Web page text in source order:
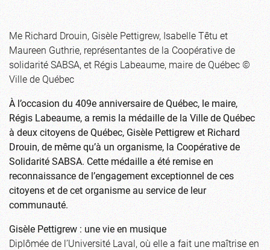
Me Richard Drouin, Gisèle Pettigrew, Isabelle Têtu et
Maureen Guthrie, représentantes de la Coopérative de
solidarité SABSA, et Régis Labeaume, maire de Québec ©
Ville de Québec
À l’occasion du 409e anniversaire de Québec, le maire,
Régis Labeaume, a remis la médaille de la Ville de Québec
à deux citoyens de Québec, Gisèle Pettigrew et Richard
Drouin, de même qu’à un organisme, la Coopérative de
Solidarité SABSA. Cette médaille a été remise en
reconnaissance de l’engagement exceptionnel de ces
citoyens et de cet organisme au service de leur
communauté.
Gisèle Pettigrew : une vie en musique
Diplômée de l’Université Laval, où elle a fait une maîtrise en